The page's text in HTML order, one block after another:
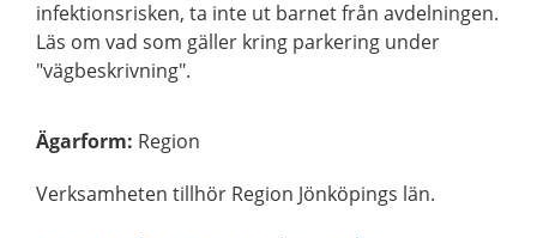
infektionsrisken, ta inte ut barnet från avdelningen.
Läs om vad som gäller kring parkering under
"vägbeskrivning".
Ägarform: Region
Verksamheten tillhör Region Jönköpings län.